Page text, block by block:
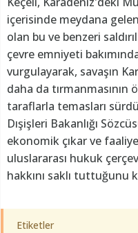
içerisinde meydana
olan bu ve benzeri
çevre emniyeti
vurgulayarak, savaşın
daha da
taraflarla temasları
Dışişleri Bakanlığı
ekonomik çıkar ve
uluslararası hukuk
hakkını saklı tuttuğunu
Etiketler